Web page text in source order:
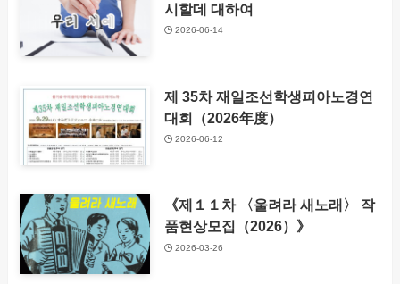
시할데 대하여
2026-06-14
제 35차 재일조선학생피아노경연
대회（2026年度）
2026-06-12
《제１１차 〈울려라 새노래〉 작
품현상모집（2026）》
2026-03-26